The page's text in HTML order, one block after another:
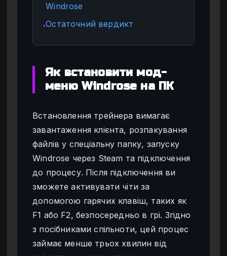
Windrose
●Остаточний вердикт
Як встановити мод-
меню Windrose на ПК
Встановлення трейнера вимагає
завантаження клієнта, розпакування
файлів у спеціальну папку, запуску
Windrose через Steam та підключення
до процесу. Після підключення ви
зможете активувати чіти за
допомогою гарячих клавіш, таких як
F1 або F2, безпосередньо в грі. Згідно
з посібниками спільноти, цей процес
займає менше трьох хвилин від